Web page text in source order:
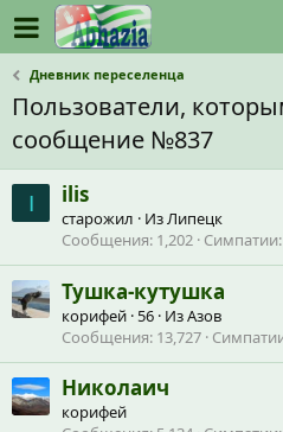
Дневник переселенца
Пользователи,
сообщение №837
I ilis
старожил · ИзЛипецк
Сообщения 1,202 Симпатии
Тушка-кутушка
корифей · 56 · ИзАзов
Сообщения 13,727
Николаич
корифей